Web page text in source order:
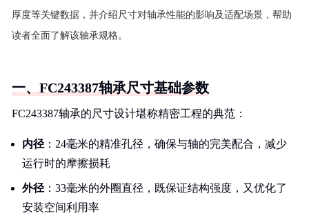
厚度等关键数据，并介绍尺寸对轴承性能的影响及适配场景，帮助
读者全面了解该轴承规格。
一、FC243387轴承尺寸基础参数
FC243387轴承的尺寸设计堪称精密工程的典范：
内径 ：24毫米的精准孔径，确保与轴的完美配合，减少
运行时的摩擦损耗
外径 ：33毫米的外圈直径，既保证结构强度，又优化了
安装空间利用率